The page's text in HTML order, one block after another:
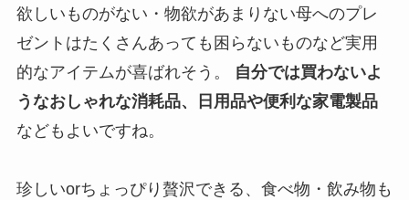
欲しいものがない・物欲があまりない母へのプレ
ゼントはたくさんあっても困らないものなど実用
的なアイテムが喜ばれそう。
自分では買わないよ
うなおしゃれな消耗品、日用品や便利な家電製品
などもよいですね。
珍しいorちょっぴり贅沢できる、食べ物・飲み物も